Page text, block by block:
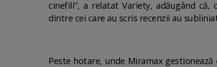
cinefili'', a relatat Variety, adăugând
dintre cei care au scris recenzii au
Peste hotare, unde Miramax